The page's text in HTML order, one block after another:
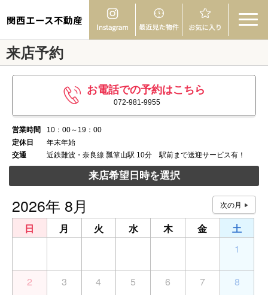
関西エース不動産
来店予約
お電話での予約はこちら
072-981-9955
営業時間
10：00～19：00
定休日
年末年始
交通
近鉄難波・奈良線 瓢箪山駅 10分 駅前まで送迎サービス有！
来店希望日時を選択
2026年 8月
日 月 火 水 木 金
土
1
2 3 4 5 6 7 8